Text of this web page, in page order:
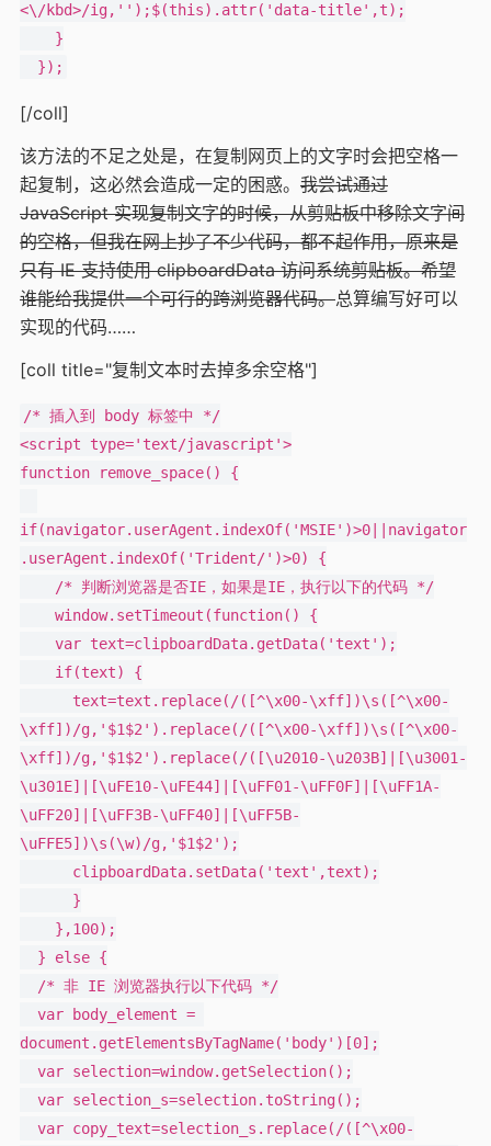
<\/kbd>/ig,'');$(this).attr('data-title',t);
[/coll]
该方法的不足之处是，在复制网页上的文字时会把空格一
起复制，这必然会造成一定的困惑。 我尝试通过
JavaScript 实现复制文字的时候，从剪贴板中移除文字间
的空格，但我在网上抄了不少代码，都不起作用，原来是
只有 IE 支持使用 clipboardData 访问系统剪贴板。希望
谁能给我提供一个可行的跨浏览器代码。总算编写好可以
实现的代码……
[coll title="复制文本时去掉多余空格"]
/* 插入到 body 标签中 */
<script type='text/javascript'>
function remove_space() {
if(navigator.userAgent.indexOf('MSIE')>0||navigator
.userAgent.indexOf('Trident/')>0) {
\xff])/g,'$1$2').replace(/([^\x00-\xff])\s([^\x00-
\xff])/g,'$1$2').replace(/([\u2010-\u203B]|[\u3001-
\u301E]|[\uFE10-\uFE44]|[\uFF01-\uFF0F]|[\uFF1A-
\uFF20]|[\uFF3B-\uFF40]|[\uFF5B-
\uFFE5])\s(\w)/g,'$1$2');
document.getElementsByTagName('body')[0];